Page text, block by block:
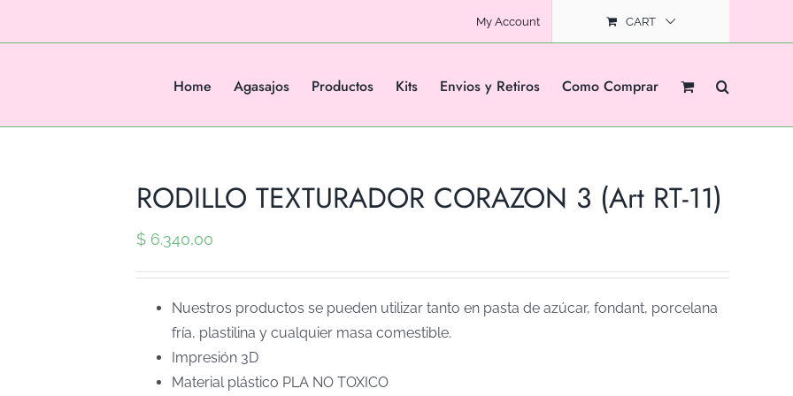
My Account CART
Home Agasajos Productos Kits Envios y Retiros Como Comprar
RODILLO TEXTURADOR CORAZON 3 (Art RT-11)
$ 6.340,00
Nuestros productos se pueden utilizar tanto en pasta de azúcar, fondant, porcelana
fría, plastilina y cualquier masa comestible.
Impresión 3D
Material plástico PLA NO TOXICO